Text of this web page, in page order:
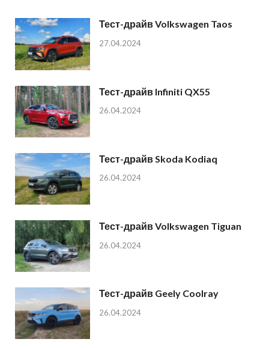
Тест-драйв Volkswagen Taos
27.04.2024
Тест-драйв Infiniti QX55
26.04.2024
Тест-драйв Skoda Kodiaq
26.04.2024
Тест-драйв Volkswagen Tiguan
26.04.2024
Тест-драйв Geely Coolray
26.04.2024